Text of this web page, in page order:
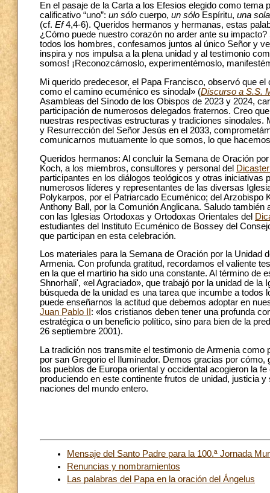
En el pasaje de la Carta a los Efesios elegido como
calificativo “uno”: un sólo cuerpo, un sólo Espíritu, una sola
(cf. Ef4,4-6). Queridos hermanos y hermanas, estas
¿Cómo puede nuestro corazón no arder ante su
todos los hombres, confesamos juntos al único Señor y
inspira y nos impulsa a la plena unidad y al testimonio
somos! ¡Reconozcámoslo, experimentémoslo,
Mi querido predecesor, el Papa Francisco, observó que
como el camino ecuménico es sinodal» (Discurso a S.S.
Asambleas del Sínodo de los Obispos de 2023 y 2024,
participación de numerosos delegados fraternos. Creo
nuestras respectivas estructuras y tradiciones
y Resurrección del Señor Jesús en el 2033,
comunicarnos mutuamente lo que somos, lo que
Queridos hermanos: Al concluir la Semana de Oración
Koch, a los miembros, consultores y personal del
participantes en los diálogos teológicos y otras
numerosos líderes y representantes de las diversas
Polykarpos, por el Patriarcado Ecuménico; del Arzobispo
Anthony Ball, por la Comunión Anglicana. Saludo
con las Iglesias Ortodoxas y Ortodoxas Orientales del
estudiantes del Instituto Ecuménico de Bossey del
que participan en esta celebración.
Los materiales para la Semana de Oración por la
Armenia. Con profunda gratitud, recordamos el valiente
en la que el martirio ha sido una constante. Al término de
Shnorhali', «el Agraciado», que trabajó por la unidad de
búsqueda de la unidad es una tarea que incumbe a
puede enseñarnos la actitud que debemos adoptar en
Juan Pablo II : «los cristianos deben tener una profunda
estratégica o un beneficio político, sino para bien de la
26 septiembre 2001).
La tradición nos transmite el testimonio de Armenia
por san Gregorio el Iluminador. Demos gracias por
los pueblos de Europa oriental y occidental acogieron la
produciendo en este continente frutos de unidad, justicia
naciones del mundo entero.
Mensaje del Santo Padre para la 100.ª Jornada
Renuncias y nombramientos
Las palabras del Papa en la oración del Ángelus